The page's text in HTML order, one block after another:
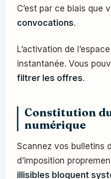
C’est par ce biais que
convocations.
L’activation de
instantanée. Vous
filtrer les offres.
Constitution
numérique
Scannez vos bulletins
d’imposition
illisibles bloquent